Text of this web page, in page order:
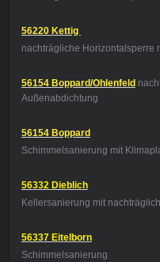
56220 Kettig
nachträgliche Horizontalsperre
56154 Boppard/Ohlenfeld
Außenabdichtung
56154 Boppard
Schimmelsanierung mit
56332 Dieblich
Kellersanierung mit
56337 Eitelborn
Schimmelsanierung